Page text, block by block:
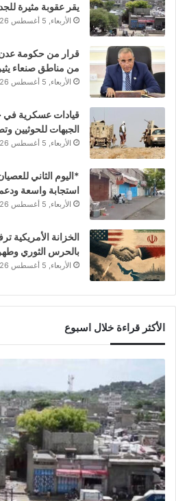
يقر عقوبة مثيرة
الأربعاء, 5 أغسطس 2026 - 8:15 م
قرار من حكومة عدن
من مناطق صنعاء
الأربعاء, 5 أغسطس 2026 - 8:00 م
قيادات عسكرية في
الجبهات للحوثيين
الأربعاء, 5 أغسطس 2026 - 7:45 م
*اليوم الثاني
استجابة واسعة
الأربعاء, 5 أغسطس 2026 - 7:30 م
الخزانة الأمريكية
بالحرس الثوري
الأربعاء, 5 أغسطس 2026 - 7:23 م
الأكثر قراءة خلال اسبوع